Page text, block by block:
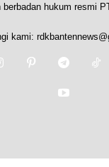
berbadan hukum resmi
kami: